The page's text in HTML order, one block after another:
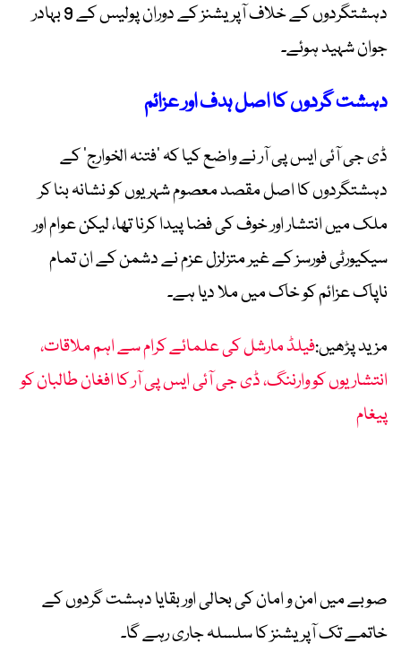
دہشتگردوں کے خلاف آپریشنز کے دوران پولیس کے 9 بہادر
جوان شہید ہوئے۔
دہشت گردوں کا اصل ہدف اور عزائم
ڈی جی آئی ایس پی آر نے واضع کیا کہ ’فتنہ الخوارج‘ کے
دہشتگردوں کا اصل مقصد معصوم شہریوں کو نشانہ بنا کر
ملک میں انتشار اور خوف کی فضا پیدا کرنا تھا، لیکن عوام اور
سیکیورٹی فورسز کے غیر متزلزل عزم نے دشمن کے ان تمام
ناپاک عزائم کو خاک میں ملا دیا ہے۔
مزید پڑھیں:فیلڈ مارشل کی علمائے کرام سے اہم ملاقات،
انتشاریوں کو وارننگ، ڈی جی آئی ایس پی آر کا افغان طالبان کو
پیغام
صوبے میں امن و امان کی بحالی اور بقایا دہشت گردوں کے
خاتمے تک آپریشنز کا سلسلہ جاری رہے گا۔